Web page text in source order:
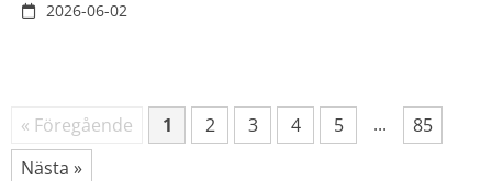
2026-06-02
Fler sökträffar
« Föregående Sida
1 Sida
2 Sida
3 Sida
4 Sida
5 ... Sida
85
Nästa »